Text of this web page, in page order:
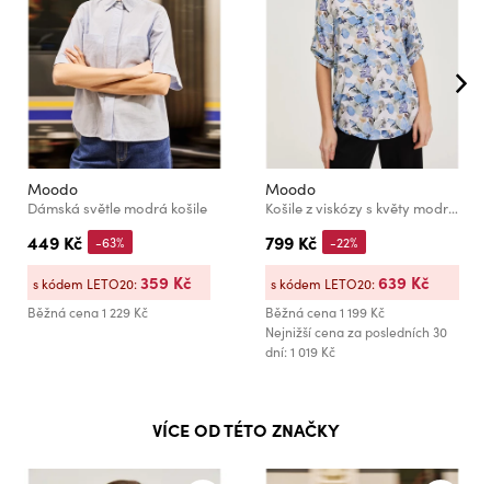
Moodo
Dámská světle modrá košile
449 Kč
Běžná cena1 229 Kč
-63%
s kódem LETO20:359 Kč
Moodo
Košile z viskózy s květy modrá Moodo
799 Kč
Běžná cena1 199 Kč
Nejnižší cena za posledních 30
dní: 1 019 Kč
-22%
s kódem LETO20:639 Kč
VÍCE OD TÉTO ZNAČKY